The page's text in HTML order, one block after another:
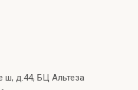
ш, д.44, БЦ Альтеза